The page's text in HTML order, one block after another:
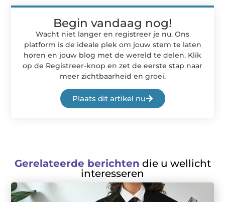
Begin vandaag nog!
Wacht niet langer en registreer je nu. Ons
platform is de ideale plek om jouw stem te laten
horen en jouw blog met de wereld te delen. Klik
op de Registreer-knop en zet de eerste stap naar
meer zichtbaarheid en groei.
Plaats dit artikel nu
Gerelateerde berichten die u wellicht
interesseren